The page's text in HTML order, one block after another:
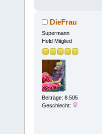
DieFrau
Supermann
Held Mitglied
Beiträge: 8.505
Geschlecht: